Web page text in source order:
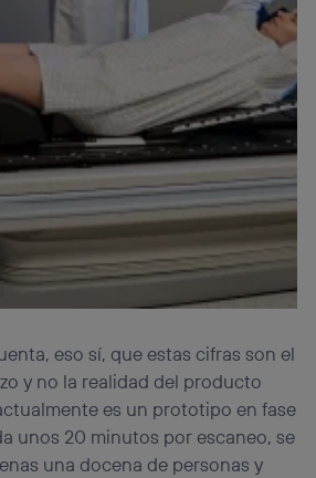
eso sí, que estas cifras son el
y no la realidad del producto
es un prototipo en fase
unos 20 minutos por escaneo, se
una docena de personas y